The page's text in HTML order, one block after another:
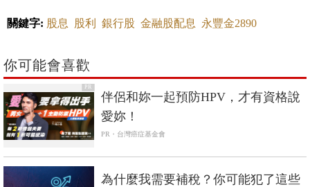
關鍵字: 股息 股利 銀行股 金融股配息 永豐金2890
你可能會喜歡
PR
伴侶和妳一起預防HPV，才有資格說
愛妳！
PR・台灣癌症基金會
為什麼我需要補稅？你可能犯了這些